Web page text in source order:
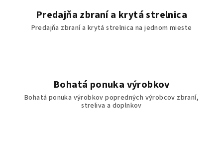
Predajňa zbraní a krytá strelnica
Predajňa zbraní a krytá strelnica na jednom mieste
Bohatá ponuka výrobkov
Bohatá ponuka výrobkov popredných výrobcov zbraní,
streliva a doplnkov